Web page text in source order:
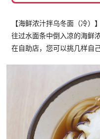
【海鲜浓汁拌乌冬面（冷）
往过水面条中倒入凉的海鲜
在自助店，您可以挑几样自